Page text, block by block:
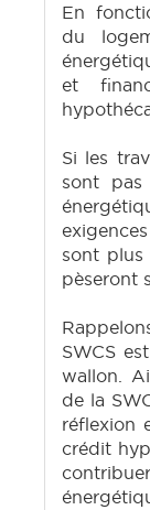
En
du
et
Si les
sont pas
sont plus
pèseront
SWCS
wallon.
de la
réflexion
crédit